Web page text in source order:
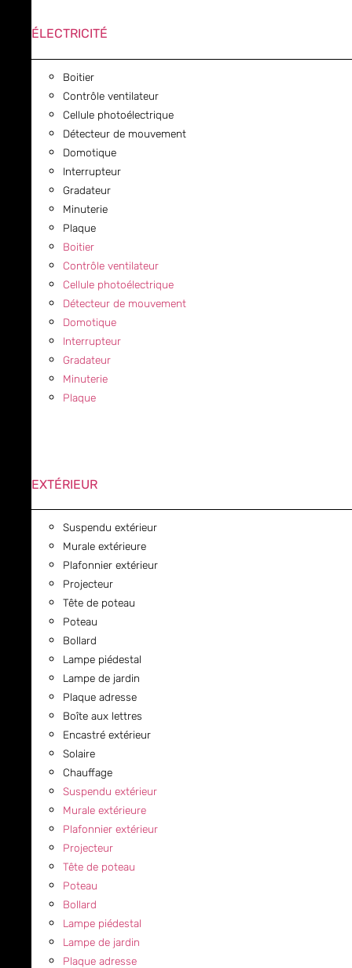
ÉLECTRICITÉ
Boitier
Contrôle ventilateur
Cellule photoélectrique
Détecteur de mouvement
Domotique
Interrupteur
Gradateur
Minuterie
Plaque
Boitier
Contrôle ventilateur
Cellule photoélectrique
Détecteur de mouvement
Domotique
Interrupteur
Gradateur
Minuterie
Plaque
EXTÉRIEUR
Suspendu extérieur
Murale extérieure
Plafonnier extérieur
Projecteur
Tête de poteau
Poteau
Bollard
Lampe piédestal
Lampe de jardin
Plaque adresse
Boîte aux lettres
Encastré extérieur
Solaire
Chauffage
Suspendu extérieur
Murale extérieure
Plafonnier extérieur
Projecteur
Tête de poteau
Poteau
Bollard
Lampe piédestal
Lampe de jardin
Plaque adresse